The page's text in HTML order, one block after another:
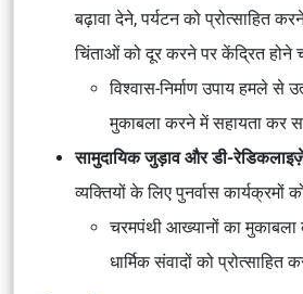
बढ़ावा देने, पर्यटन को प्रोत्साहित
चिंताओं को दूर करने पर केंद्रित होने
विश्वास-निर्माण उपाय हमले से
मुकाबला करने में सहायता कर
सामुदायिक जुड़ाव और डी-
व्यक्तियों के लिए पुनर्वास कार्यक्रमों
चरमपंथी आख्यानों का
धार्मिक संवादों को प्रोत्साहित